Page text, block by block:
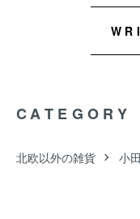
CATEGORY
北欧以外の雑貨 小